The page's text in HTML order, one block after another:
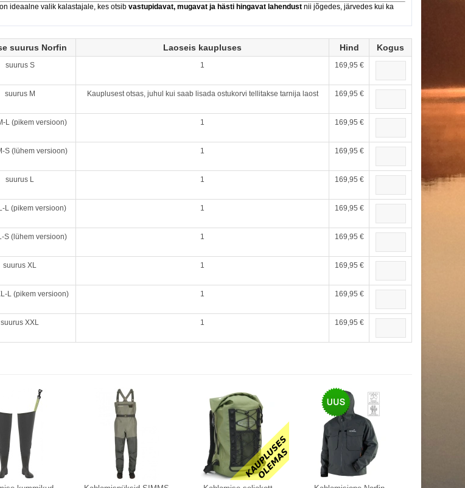
ideaalne valik kalastajale, kes otsib vastupidavat, mugavat ja hästi hingavat lahendust nii jõgedes, järvedes kui ka
suurus Norfin Laoseis kaupluses Hind Kogus
suurus S 1 169,95 €
suurus M Kauplusest otsas, juhul kui saab lisada ostukorvi tellitakse tarnija laost 169,95 €
L (pikem versioon) 1 169,95 €
S (lühem versioon) 1 169,95 €
suurus L 1 169,95 €
L (pikem versioon) 1 169,95 €
S (lühem versioon) 1 169,95 €
suurus XL 1 169,95 €
L (pikem versioon) 1 169,95 €
suurus XXL 1 169,95 €
Uus toode